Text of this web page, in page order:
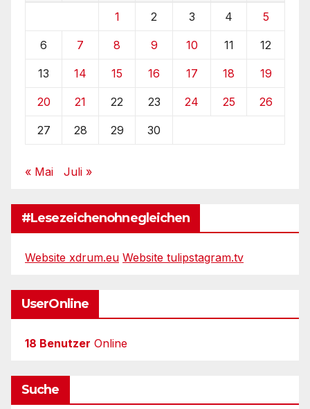
1 2 3 4 5
6 7 8 9 10 11 12
13 14 15 16 17 18 19
20 21 22 23 24 25 26
27 28 29 30
« Mai Juli »
#Lesezeichenohnegleichen
Website xdrum.eu Website tulipstagram.tv
UserOnline
18 Benutzer Online
Suche